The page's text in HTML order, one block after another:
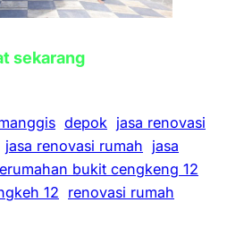
sekarang
depok jasa renovasi
jasa renovasi rumah jasa
bukit cengkeng 12
12 renovasi rumah